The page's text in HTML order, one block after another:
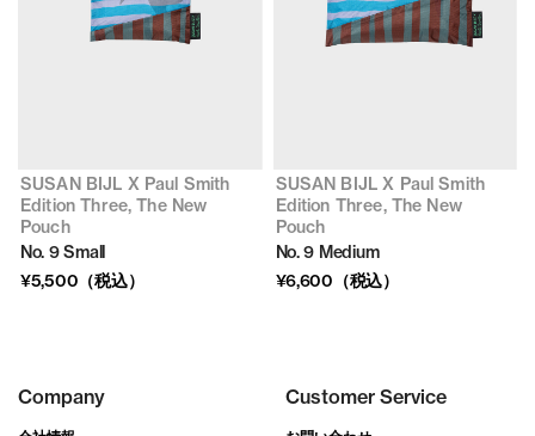
SUSAN BIJL X Paul Smith
Edition Three, The New
Pouch
No. 9 Small
¥5,500（税込）
SUSAN BIJL X Paul Smith
Edition Three, The New
Pouch
No. 9 Medium
¥6,600（税込）
Company Customer Service